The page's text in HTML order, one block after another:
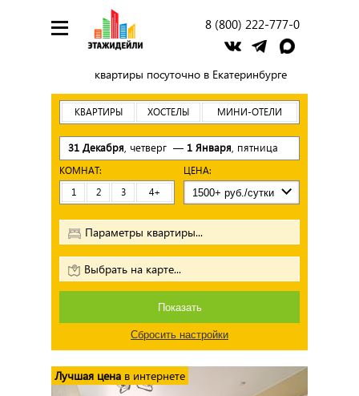
8 (800) 222-777-0
квартиры посуточно в Екатеринбурге
КВАРТИРЫ ХОСТЕЛЫ МИНИ-ОТЕЛИ
31 Декабря , четверг — 1 Января , пятница
КОМНАТ:
1
2 3 4+
ЦЕНА:
Показать
Параметры квартиры...
Выбрать на карте...
Сбросить настройки
Лучшая цена в интернете